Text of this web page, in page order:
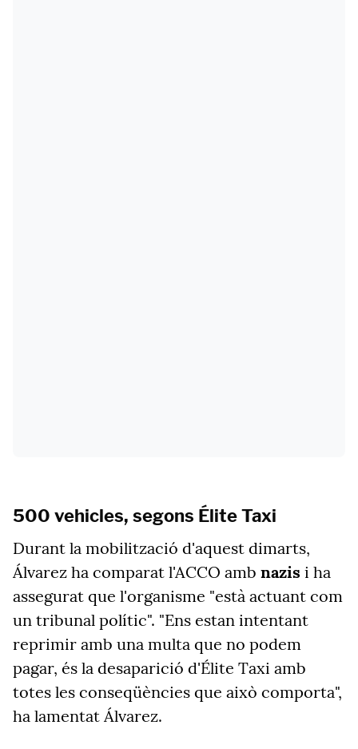
500 vehicles, segons Élite Taxi
Durant la mobilització d'aquest dimarts,
Álvarez ha comparat l'ACCO amb nazis i ha
assegurat que l'organisme "està actuant com
un tribunal polític". "Ens estan intentant
reprimir amb una multa que no podem
pagar, és la desaparició d'Élite Taxi amb
totes les conseqüències que això comporta",
ha lamentat Álvarez.